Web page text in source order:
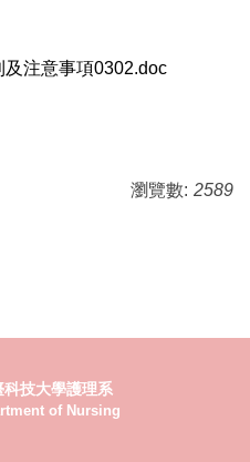
注意事項0302.doc
瀏覽數: 2589
科技大學護理系
of Nursing